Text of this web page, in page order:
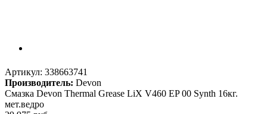
Артикул: 338663741
Производитель: Devon
Смазка Devon Thermal Grease LiX V460 EP 00 Synth 16кг.
мет.ведро